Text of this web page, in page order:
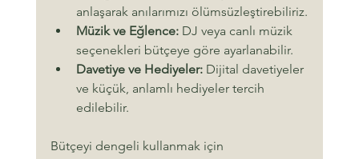
anlaşarak anılarımızı ölümsüzleştirebiliriz.
Müzik ve Eğlence: DJ veya canlı müzik
seçenekleri bütçeye göre ayarlanabilir.
Davetiye ve Hediyeler: Dijital davetiyeler
ve küçük, anlamlı hediyeler tercih
edilebilir.
Bütçeyi dengeli kullanmak için